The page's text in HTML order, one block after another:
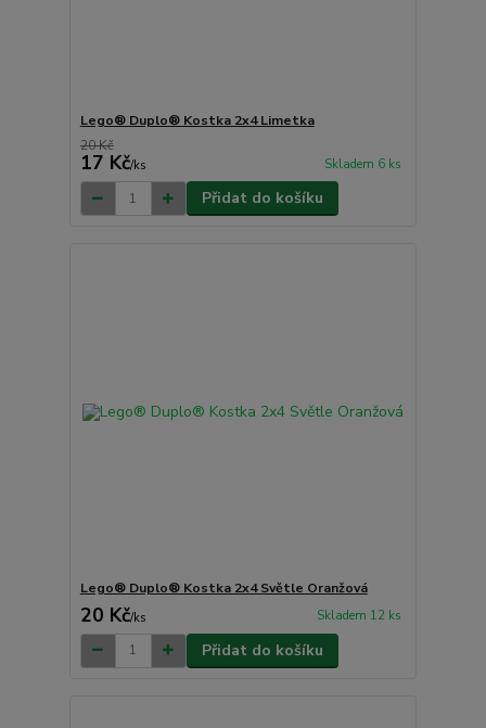
Lego® Duplo® Kostka 2x4 Limetka
20 Kč
17 Kč/ks Skladem 6 ks
Přidat do košíku
Lego® Duplo® Kostka 2x4 Světle Oranžová
20 Kč/ks Skladem 12 ks
Přidat do košíku